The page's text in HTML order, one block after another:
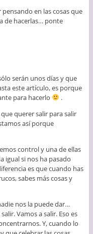
en las cosas que
de hacerlas… ponte
serán unos días y que
este artículo, es porque
para hacerlo
.
querer salir para salir
así porque
control y una de ellas
igual si nos ha pasado
es que cuando has
sabes más cosas y
nos la puede dar…
Vamos a salir. Eso es
Y, cuando lo